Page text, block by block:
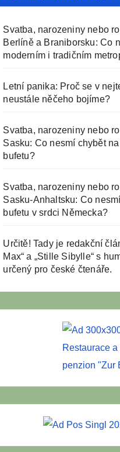
Svatba, narozeniny nebo
Berlíně a Braniborsku: Co
moderním i tradičním
Letní panika: Proč se v
neustále něčeho bojíme?
Svatba, narozeniny nebo
Sasku: Co nesmí chybět
bufetu?
Svatba, narozeniny nebo
Sasku-Anhaltsku: Co
bufetu v srdci Německa?
Určitě! Tady je redakční
Max“ a „Stille Sibylle“ s
určený pro české čtenáře.
Restaurace a
penzion "Zur